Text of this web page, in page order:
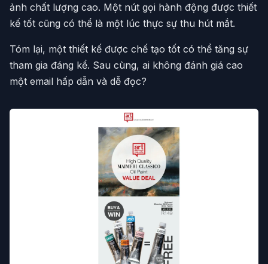
ảnh chất lượng cao. Một nút gọi hành động được thiết
kế tốt cũng có thể là một lúc thực sự thu hút mắt.
Tóm lại, một thiết kế được chế tạo tốt có thể tăng sự
tham gia đáng kể. Sau cùng, ai không đánh giá cao
một email hấp dẫn và dễ đọc?